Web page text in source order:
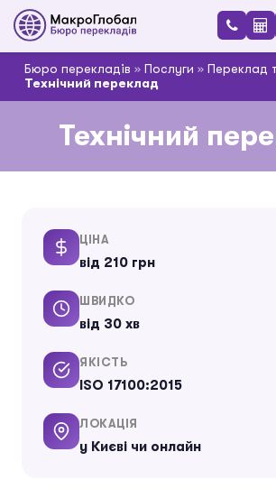
Бюро перекладів » Послуги » Переклад
Технічний переклад
Технічний
ЦІНА
від 210 грн
ШВИДКО
від 30 хв
ЯКІСТЬ
ISO 17100:2015
ЛОКАЦІЯ
у Києві чи онлайн